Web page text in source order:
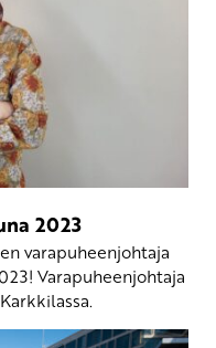
2023
varapuheenjohtaja
Varapuheenjohtaja